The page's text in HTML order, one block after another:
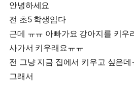
안녕하세요
전 초5 학생임다
근데 ㅠㅠ 아빠가요 강아지를 키우
사가서 키우래요ㅠㅠ
전 그냥 지금 집에서 키우고 싶은데
그래서